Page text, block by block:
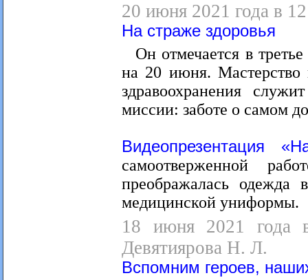
20 июня 2021 года в
На страже здоровья
Он отмечается в
на 20 июня. Мастерство
здравоохранения
миссии: заботе о самом
Видеопрезентация
самоотверженной
преображалась одежда
медицинской униформы.
18 июня 2021 года
Девятиярова Н. Л.
Вспомним героев,